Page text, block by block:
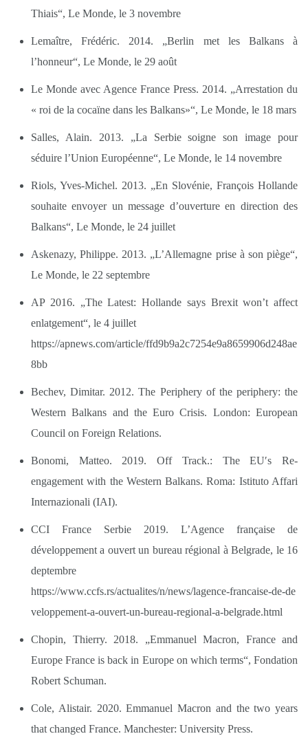
Thiais“, Le Monde, le 3 novembre
Lemaître, Frédéric. 2014. „Berlin met les Balkans à
l’honneur“, Le Monde, le 29 août
Le Monde avec Agence France Press. 2014. „Arrestation du
« roi de la cocaïne dans les Balkans»“, Le Monde, le 18 mars
Salles, Alain. 2013. „La Serbie soigne son image pour
séduire l’Union Européenne“, Le Monde, le 14 novembre
Riols, Yves-Michel. 2013. „En Slovénie, François Hollande
souhaite envoyer un message d’ouverture en direction des
Balkans“, Le Monde, le 24 juillet
Askenazy, Philippe. 2013. „L’Allemagne prise à son piège“,
Le Monde, le 22 septembre
AP 2016. „The Latest: Hollande says Brexit won’t affect
enlatgement“, le 4 juillet
https://apnews.com/article/ffd9b9a2c7254e9a8659906d248ae
8bb
Bechev, Dimitar. 2012. The Periphery of the periphery: the
Western Balkans and the Euro Crisis. London: European
Council on Foreign Relations.
Bonomi, Matteo. 2019. Off Track.: The EUʹs Re-
engagement with the Western Balkans. Roma: Istituto Affari
Internazionali (IAI).
CCI France Serbie 2019. L’Agence française de
développement a ouvert un bureau régional à Belgrade, le 16
deptembre
https://www.ccfs.rs/actualites/n/news/lagence-francaise-de-de
veloppement-a-ouvert-un-bureau-regional-a-belgrade.html
Chopin, Thierry. 2018. „Emmanuel Macron, France and
Europe France is back in Europe on which terms“, Fondation
Robert Schuman.
Cole, Alistair. 2020. Emmanuel Macron and the two years
that changed France. Manchester: University Press.